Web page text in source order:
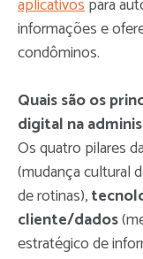
aplicativospara
informações e
condôminos.
Quais são os
digital na
Os quatro pilares
(mudança cultural
de rotinas),
cliente/dados
estratégico de